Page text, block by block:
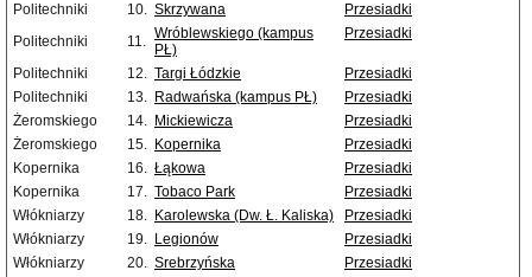
Politechniki
10. Skrzywana
Przesiadki
Politechniki
11. Wróblewskiego (kampus
PŁ)
Przesiadki
Politechniki 12. Targi Łódzkie
Przesiadki
Politechniki
13. Radwańska (kampus PŁ)
Przesiadki
Żeromskiego
14. Mickiewicza
Przesiadki
Żeromskiego
15. Kopernika
Przesiadki
Kopernika
16. Łąkowa
Przesiadki
Kopernika
17. Tobaco Park
Przesiadki
Włókniarzy
18. Karolewska (Dw. Ł. Kaliska)
Przesiadki
Włókniarzy
19. Legionów
Przesiadki
Włókniarzy
20. Srebrzyńska
Przesiadki